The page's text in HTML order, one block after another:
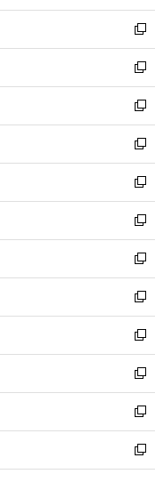
開
く
ウ
で
開
く
ン
ド
ウ
で
開
く
ウ
ィ
ン
ド
ウ
で
開
く
新
し
い
ウ
ィ
ン
ド
ウ
で
開
く
新
し
い
ウ
ィ
ン
ド
ウ
で
開
く
新
し
い
ウ
ィ
ン
ド
ウ
で
開
く
新
し
い
ウ
ィ
ン
ド
ウ
で
開
く
新
し
い
ウ
ィ
ン
ド
ウ
で
開
く
新
し
い
ウ
ィ
ン
ド
ウ
で
開
く
新
し
い
ウ
ィ
ン
ド
ウ
で
開
く
新
し
い
ウ
ィ
ン
ド
ウ
で
開
新
し
い
ウ
ィ
ン
ド
ウ
新
し
い
ウ
ィ
ン
新
し
い
ウ
新
し